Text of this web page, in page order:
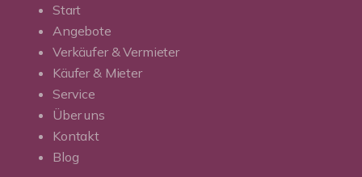
Start
Angebote
Verkäufer & Vermieter
Käufer & Mieter
Service
Über uns
Kontakt
Blog